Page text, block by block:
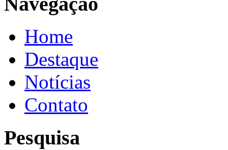
Home
Destaque
Notícias
Contato
Pesquisa